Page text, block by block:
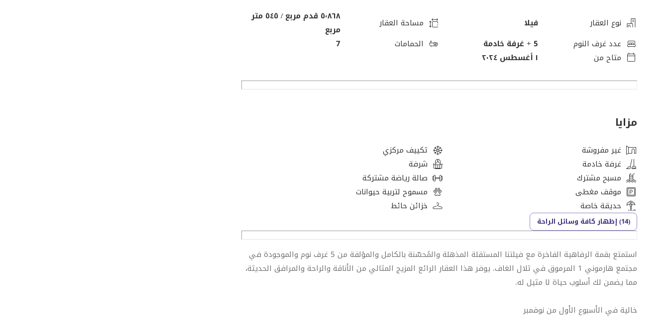
نوع العقار فيلا مساحة العقار
٥٬٨٦٨ قدم مربع / ٥٤٥ متر
مربع
عدد غرف النوم
5 + غرفة خادمة الحمامات
7
متاح من
١ أغسطس ٢٠٢٤
مزايا
غير مفروشة
تكييف مركزي
غرفة خادمة
شرفة
مسبح مشترك
صالة رياضة مشتركة
موقف مغطى
مسموح لتربية حيوانات
حديقة خاصة
خزائن حائط
(14) إظهار كافة وسائل الراحة
استمتع بقمة الرفاهية الفاخرة مع فيلتنا المستقلة المذهلة والمُحسّنة بالكامل والمؤلفة من 5 غرف نوم والموجودة في
مجتمع هارموني 1 المرموق في تلال الغاف. يوفر هذا العقار الرائع المزيج المثالي من الأناقة والراحة والمرافق الحديثة،
مما يضمن لك أسلوب حياة لا مثيل له.
خالية في الأسبوع الأول من نوفمبر